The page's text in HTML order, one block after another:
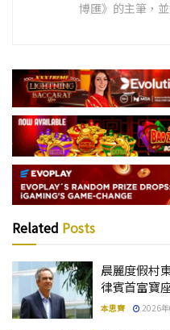
博匯》的主筆，
Related Posts
晨麗度假村
律賓首富寶
本思齊 2026